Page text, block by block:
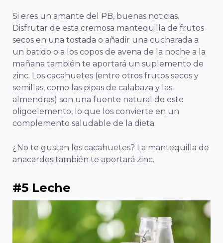
Si eres un amante del PB, buenas noticias.
Disfrutar de esta cremosa mantequilla de frutos
secos en una tostada o añadir una cucharada a
un batido o a los copos de avena de la noche a la
mañana también te aportará un suplemento de
zinc. Los cacahuetes (entre otros frutos secos y
semillas, como las pipas de calabaza y las
almendras) son una fuente natural de este
oligoelemento, lo que los convierte en un
complemento saludable de la dieta.
¿No te gustan los cacahuetes? La mantequilla de
anacardos también te aportará zinc.
#5 Leche